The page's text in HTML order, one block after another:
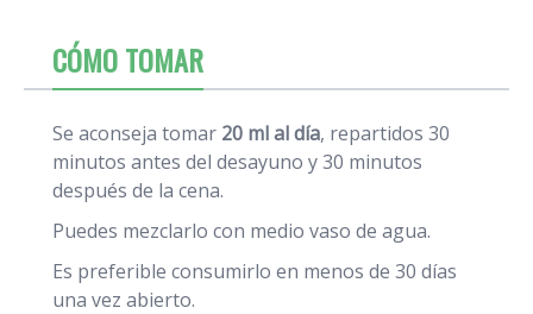
CÓMO TOMAR
Se aconseja tomar 20 ml al día, repartidos 30
minutos antes del desayuno y 30 minutos
después de la cena.
Puedes mezclarlo con medio vaso de agua.
Es preferible consumirlo en menos de 30 días
una vez abierto.